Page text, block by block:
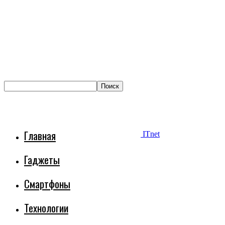
ITnet
Главная
Гаджеты
Смартфоны
Технологии